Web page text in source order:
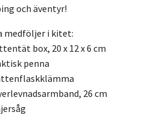
och äventyr!
medföljer i kitet:
box, 20 x 12 x 6 cm
penna
26 cm